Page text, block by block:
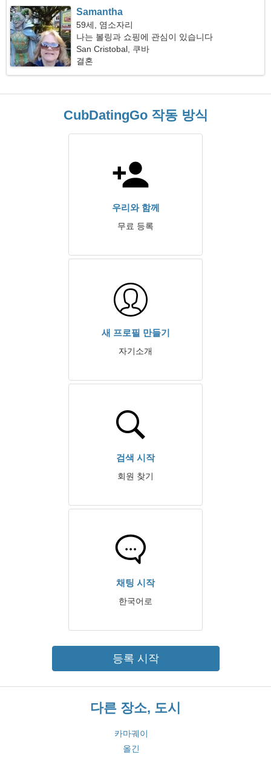
Samantha
59세, 염소자리
나는 볼링과 쇼핑에 관심이 있습니다
San Cristobal, 쿠바
결혼
CubDatingGo 작동 방식
우리와 함께
무료 등록
새 프로필 만들기
자기소개
검색 시작
회원 찾기
채팅 시작
한국어로
등록 시작
다른 장소, 도시
카마궤이
올긴